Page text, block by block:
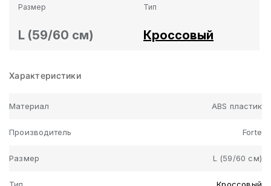
Размер
L (59/60 см)
Тип
Кроссовый
Характеристики
Материал ABS пластик
Производитель Forte
Размер L (59/60 см)
Тип Кроссовый